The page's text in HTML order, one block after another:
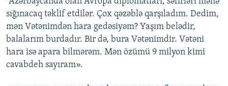
sığınacaq təklif etdilər. Çox qəzəblə qarşıladım. Dedim,
mən Vətənimdən hara gedəsiyəm? Yaşım belədir,
balalarım burdadır. Bir də, bura Vətənimdir. Vətəni
hara isə apara bilmərəm. Mən özümü 9 milyon kimi
cavabdeh sayıram».